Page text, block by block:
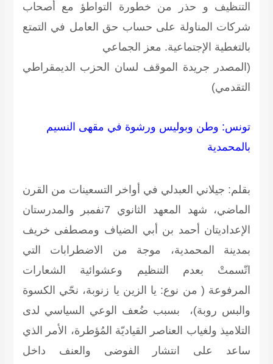
التنظيف و حذر من خطورة التواطؤ مع أصحاب
شركات المناولة على حساب حق العامل في التمتع
بالتغطية الإجتماعية. معز الجماعي
(المصدر جريدة الموقف لسان الحزب الديمقراطي
التقدمي)
تونس: وطن وبوليس ورشوة في مقهى النسيم
بالمحمدية
بقلم: جيلاني العبدلي في أواخر التسعينات من القرن
الماضي، شهد المعهد الثانوي 7نفمبر والمدرستان
الإعداديتان أحمد بن أبي الضياف ومصطفى خريف
بمدينة المحمدية، موجة من الاضطرابات التي
اتّسمتْ بعدم التنظيم وعشوائية الشعارات
المرفوعة ( من نوع: يا الزين يا زنوبة، نحّي الكسوة
والبس روبة)، بسبب ضُعف الوعي السياسي لدى
التلاميذ ولغياب العناصر القياديّة المُؤطرة، الأمر الذي
ساعد على انتشار الفوضى والعنف داخل